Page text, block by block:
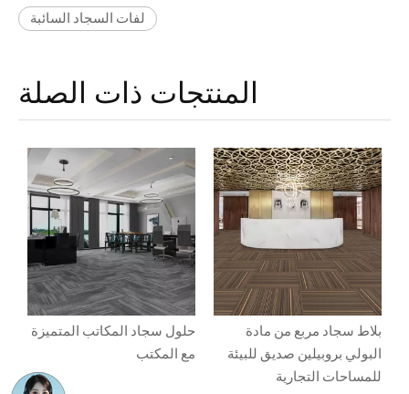
لفات السجاد السائبة
المنتجات ذات الصلة
حلول سجاد المكاتب المتميزة
مع المكتب
بلاط سجاد مربع من مادة
البولي بروبيلين صديق للبيئة
للمساحات التجارية